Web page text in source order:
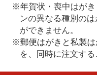
※年賀状・喪中はがき
ンの異なる種別の
ができません。
※郵便はがきと私製は
を、同時に注文する